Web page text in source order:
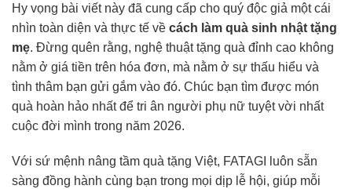
Hy vọng bài viết này đã cung cấp cho quý độc giả một cái
nhìn toàn diện và thực tế về cách làm quà sinh nhật tặng
mẹ. Đừng quên rằng, nghệ thuật tặng quà đỉnh cao không
nằm ở giá tiền trên hóa đơn, mà nằm ở sự thấu hiểu và
tình thâm bạn gửi gắm vào đó. Chúc bạn tìm được món
quà hoàn hảo nhất để tri ân người phụ nữ tuyệt vời nhất
cuộc đời mình trong năm 2026.
Với sứ mệnh nâng tầm quà tặng Việt, FATAGI luôn sẵn
sàng đồng hành cùng bạn trong mọi dịp lễ hội, giúp mỗi